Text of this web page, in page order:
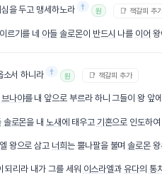
을 두고 맹세하노라 † 원 📑 책갈피 추
르기를 네 아들 솔로몬이 반드시 나를 이어
소서 하니라 † 원 📑 책갈피 추가
브나야를 내 앞으로 부르라 하니 그들이 왕 앞
솔로몬을 내 노새 에 태우고 기혼으로 인도하
왕으로 삼고 너희는 뿔나팔을 불며솔로몬
되리라 내가 그를 세워 이스라엘과유다의 통